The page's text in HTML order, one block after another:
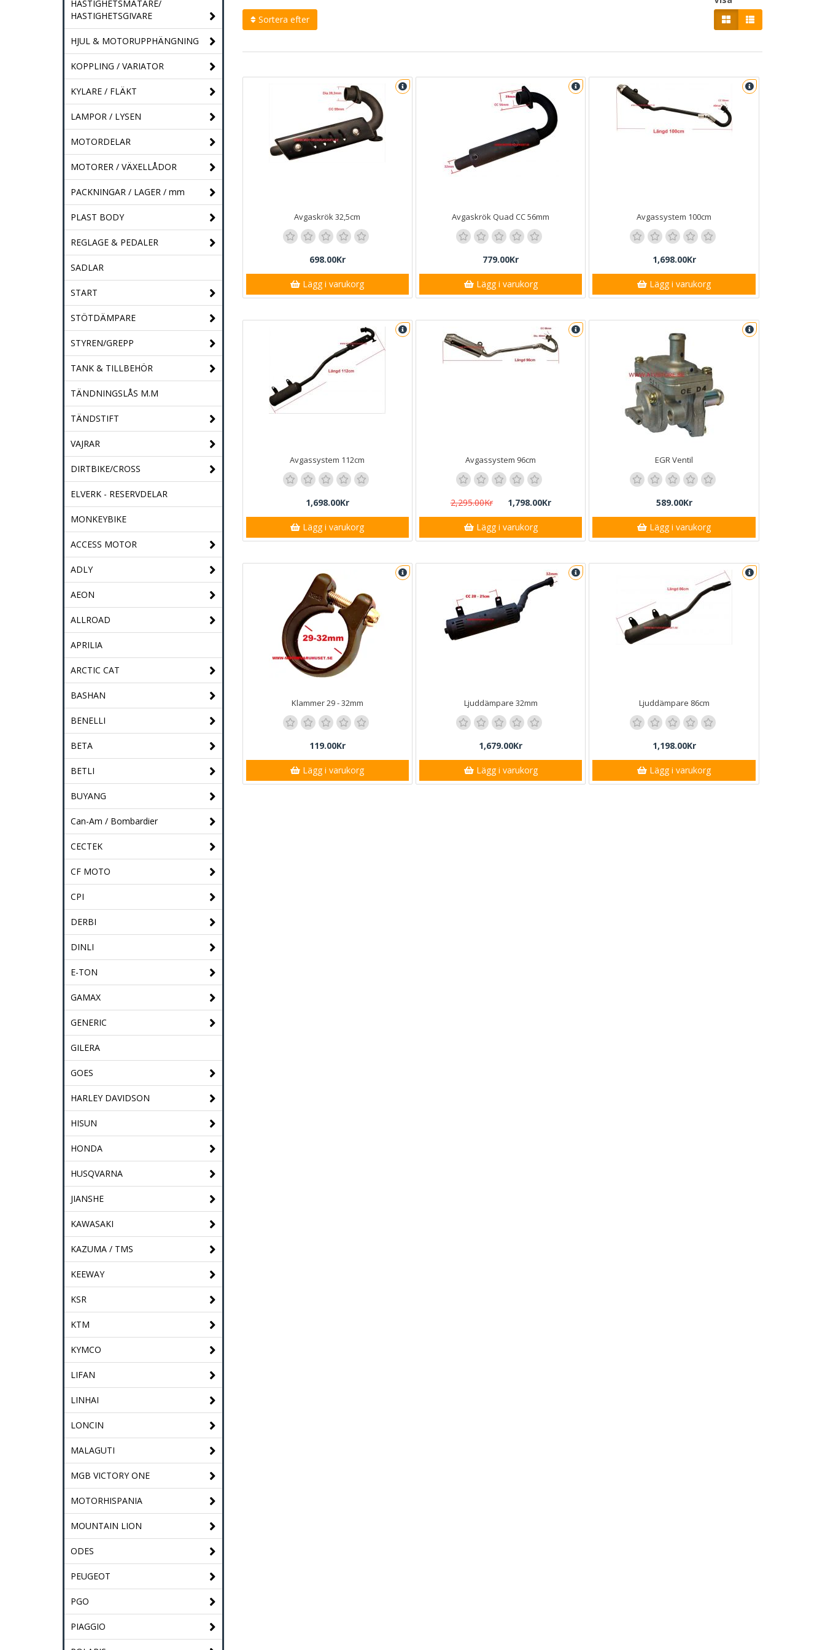
HASTIGHETSMÄTARE/
HASTIGHETSGIVARE
HJUL & MOTORUPPHÄNGNING
KOPPLING / VARIATOR
KYLARE / FLÄKT
LAMPOR / LYSEN
MOTORDELAR
MOTORER / VÄXELLÅDOR
PACKNINGAR / LAGER / mm
PLAST BODY
REGLAGE & PEDALER
SADLAR
START
STÖTDÄMPARE
STYREN/GREPP
TANK & TILLBEHÖR
TÄNDNINGSLÅS M.M
TÄNDSTIFT
VAJRAR
DIRTBIKE/CROSS
ELVERK - RESERVDELAR
MONKEYBIKE
ACCESS MOTOR
ADLY
AEON
ALLROAD
APRILIA
ARCTIC CAT
BASHAN
BENELLI
BETA
BETLI
BUYANG
Can-Am / Bombardier
CECTEK
CF MOTO
CPI
DERBI
DINLI
E-TON
GAMAX
GENERIC
GILERA
GOES
HARLEY DAVIDSON
HISUN
HONDA
HUSQVARNA
JIANSHE
KAWASAKI
KAZUMA / TMS
KEEWAY
KSR
KTM
KYMCO
LIFAN
LINHAI
LONCIN
MALAGUTI
MGB VICTORY ONE
MOTORHISPANIA
MOUNTAIN LION
ODES
PEUGEOT
PGO
PIAGGIO
Sortera efter
Avgaskrök 32,5cm
698.00Kr
Lägg i varukorg
Avgaskrök Quad CC 56mm
779.00Kr
Lägg i varukorg
Avgassystem 100cm
1,698.00Kr
Lägg i varukorg
Avgassystem 112cm
1,698.00Kr
Lägg i varukorg
Avgassystem 96cm
2,295.00Kr 1,798.00Kr
Lägg i varukorg
EGR Ventil
589.00Kr
Lägg i varukorg
Klammer 29 - 32mm
119.00Kr
Lägg i varukorg
Ljuddämpare 32mm
1,679.00Kr
Lägg i varukorg
Ljuddämpare 86cm
1,198.00Kr
Lägg i varukorg